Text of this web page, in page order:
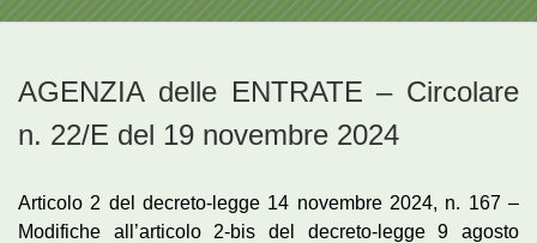
AGENZIA delle ENTRATE – Circolare
n. 22/E del 19 novembre 2024
Articolo 2 del decreto-legge 14 novembre 2024, n. 167 –
Modifiche all’articolo 2-bis del decreto-legge 9 agosto